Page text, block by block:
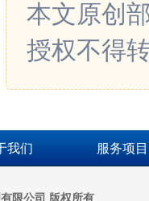
本文原创
授权不得
我们 服务项目
限公司 版权所有